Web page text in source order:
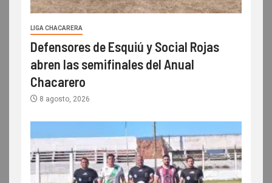
LIGA CHACARERA
Defensores de Esquiú y Social Rojas
abren las semifinales del Anual
Chacarero
8 agosto, 2026